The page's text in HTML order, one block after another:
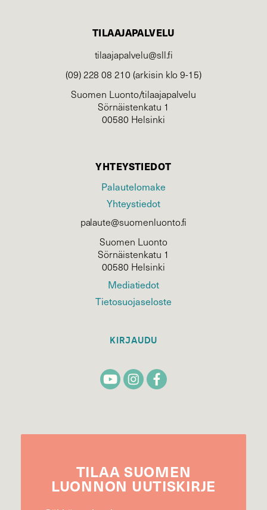
TILAAJAPALVELU
tilaajapalvelu@sll.fi
(09) 228 08 210 (arkisin klo 9-15)
Suomen Luonto/tilaajapalvelu
Sörnäistenkatu 1
00580 Helsinki
YHTEYSTIEDOT
Palautelomake
Yhteystiedot
palaute@suomenluonto.fi
Suomen Luonto
Sörnäistenkatu 1
00580 Helsinki
Mediatiedot
Tietosuojaseloste
KIRJAUDU
TILAA SUOMEN
LUONNON UUTIS­KIRJE